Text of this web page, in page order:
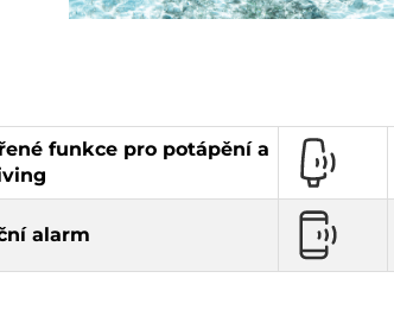
funkce pro potápění a
alarm